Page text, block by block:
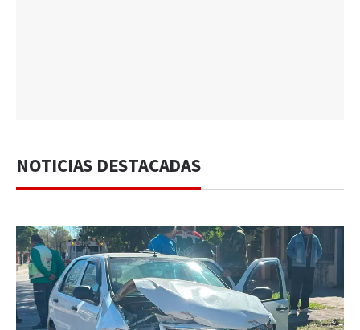
NOTICIAS DESTACADAS